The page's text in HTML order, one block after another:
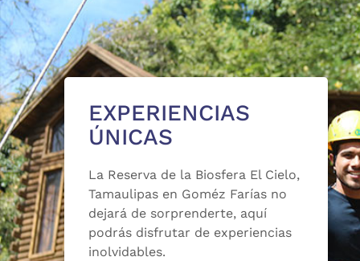
EXPERIENCIAS
ÚNICAS
La Reserva de la Biosfera El Cielo,
Tamaulipas en Goméz Farías no
dejará de sorprenderte, aquí
podrás disfrutar de experiencias
inolvidables.